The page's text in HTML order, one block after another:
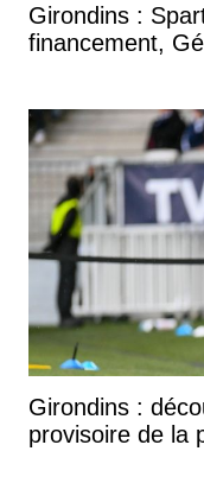
Girondins :
financement,
Girondins :
provisoire de la